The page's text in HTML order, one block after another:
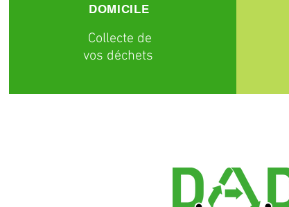
DOMICILE
Collecte de
vos déchets